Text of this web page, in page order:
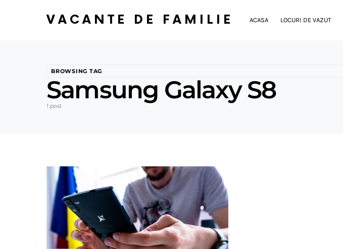
VACANTE DE FAMILIE ACASA LOCURI DE VAZUT
BROWSING TAG
Samsung Galaxy S8
1 post